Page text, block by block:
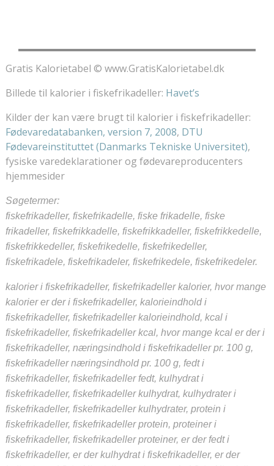
Gratis Kalorietabel © www.GratisKalorietabel.dk
Billede til kalorier i fiskefrikadeller: Havet’s
Kilder der kan være brugt til kalorier i fiskefrikadeller:
Fødevaredatabanken, version 7, 2008, DTU
Fødevareinstituttet (Danmarks Tekniske Universitet),
fysiske varedeklarationer og fødevareproducenters
hjemmesider
Søgetermer:
fiskefrikadeller, fiskefrikadelle, fiske frikadelle, fiske
frikadeller, fiskefrikkadelle, fiskefrikkadeller, fiskefrikkedelle,
fiskefrikkedeller, fiskefrikedelle, fiskefrikedeller,
fiskefrikadele, fiskefrikadeler, fiskefrikedele, fiskefrikedeler.
kalorier i fiskefrikadeller, fiskefrikadeller kalorier, hvor mange
kalorier er der i fiskefrikadeller, kalorieindhold i
fiskefrikadeller, fiskefrikadeller kalorieindhold, kcal i
fiskefrikadeller, fiskefrikadeller kcal, hvor mange kcal er der i
fiskefrikadeller, næringsindhold i fiskefrikadeller pr. 100 g,
fiskefrikadeller næringsindhold pr. 100 g, fedt i
fiskefrikadeller, fiskefrikadeller fedt, kulhydrat i
fiskefrikadeller, fiskefrikadeller kulhydrat, kulhydrater i
fiskefrikadeller, fiskefrikadeller kulhydrater, protein i
fiskefrikadeller, fiskefrikadeller protein, proteiner i
fiskefrikadeller, fiskefrikadeller proteiner, er der fedt i
fiskefrikadeller, er der kulhydrat i fiskefrikadeller, er der